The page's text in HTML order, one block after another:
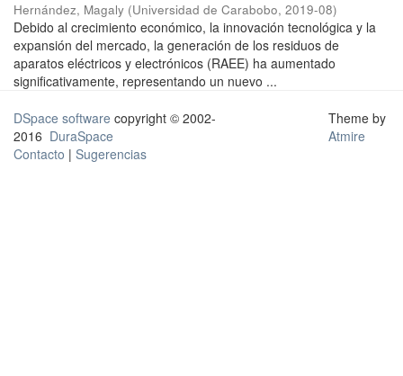
Hernández, Magaly (Universidad de Carabobo, 2019-08)
Debido al crecimiento económico, la innovación tecnológica y la
expansión del mercado, la generación de los residuos de
aparatos eléctricos y electrónicos (RAEE) ha aumentado
significativamente, representando un nuevo ...
DSpace software copyright © 2002-
2016 DuraSpace
Contacto | Sugerencias
Theme by
Atmire